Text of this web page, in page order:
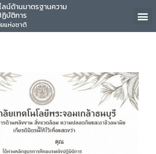
น์ด้านมาตรฐานความ
บัติการ
แห่งชาติ
คุณ